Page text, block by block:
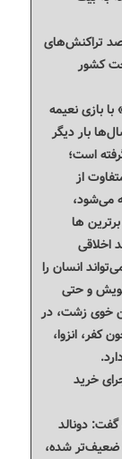
ملت با ثبت بیش از ۳۴ درصد تراکنش‌های
کشور
بازی نعیمه
بار دیگر
است؛
از
می‌شود،
ها
اخلاقی
انسان را
و حتی
خوی زشت، در
کفر، انزوا،
خرید
دونالد
ضعیف‌تر شده،